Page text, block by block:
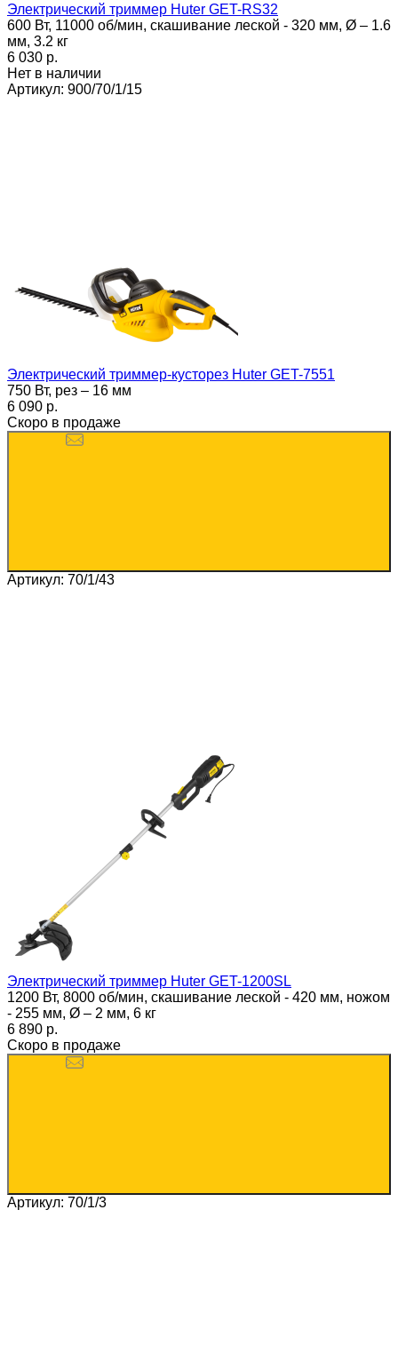
Электрический триммер Huter GET-RS32
600 Вт, 11000 об/мин, скашивание леской - 320 мм, Ø – 1.6
мм, 3.2 кг
6 030 p.
Нет в наличии
Артикул: 900/70/1/15
Электрический триммер-кусторез Huter GET-7551
750 Вт, рез – 16 мм
6 090 p.
Скоро в продаже
Артикул: 70/1/43
Электрический триммер Huter GET-1200SL
1200 Вт, 8000 об/мин, скашивание леской - 420 мм, ножом
- 255 мм, Ø – 2 мм, 6 кг
6 890 p.
Скоро в продаже
Артикул: 70/1/3